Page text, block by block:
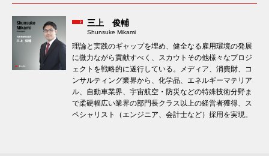
三上 俊輔
Shunsuke Mikami
理論と実践のギャップを埋め、健全なる雇用環境の発展
に微力ながら貢献すべく、スカウトその他様々なプロジ
ェクトを戦略的に遂行している。メディア、消費財、コ
ンサルティング業界から、化学品、エネルギーマテリア
ル、自動車業界、宇宙航空・防災などの特殊技術分野ま
で柔硬幅広い業界の部門長クラス以上の経営者獲得、ス
ペシャリスト（エンジニア、会計士など）採用を実現。